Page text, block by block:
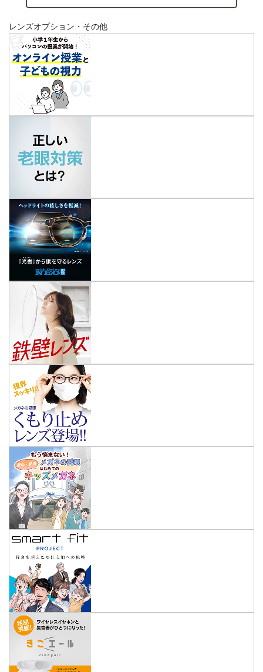
レンズオプション・その他